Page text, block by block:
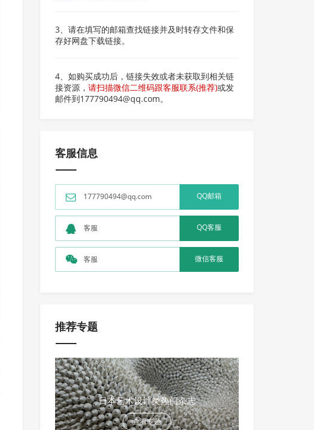
3、请在填写的邮箱查找链接并及时转存文件和保
存好网盘下载链接。
4、如购买成功后，链接失效或者未获取到相关链
接资源，请扫描微信二维码跟客服联系(推荐)或发
邮件到177790494@qq.com。
客服信息
177790494@qq.com QQ邮箱
客服 QQ客服
客服 微信客服
推荐专题
日本艺术设计类热门杂志
查看专题